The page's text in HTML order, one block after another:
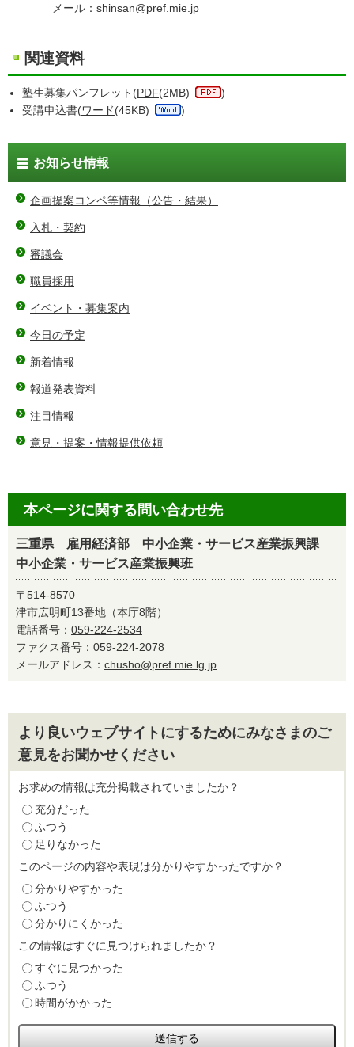
メール：shinsan@pref.mie.jp
関連資料
塾生募集パンフレット(PDF(2MB)
)
受講申込書(ワード(45KB) )
お知らせ情報
企画提案コンペ等情報（公告・結果）
入札・契約
審議会
職員採用
イベント・募集案内
今日の予定
新着情報
報道発表資料
注目情報
意見・提案・情報提供依頼
本ページに関する問い合わせ先
三重県 雇用経済部 中小企業・サービス産業振興課
中小企業・サービス産業振興班
〒514-8570
津市広明町13番地（本庁8階）
電話番号： 059-224-2534
ファクス番号：059-224-2078
メールアドレス： chusho@pref.mie.lg.jp
より良いウェブサイトにするためにみなさまのご
意見をお聞かせください
お求めの情報は充分掲載されていましたか？
充分だった
ふつう
足りなかった
このページの内容や表現は分かりやすかったですか？
分かりやすかった
ふつう
分かりにくかった
この情報はすぐに見つけられましたか？
すぐに見つかった
ふつう
時間がかかった